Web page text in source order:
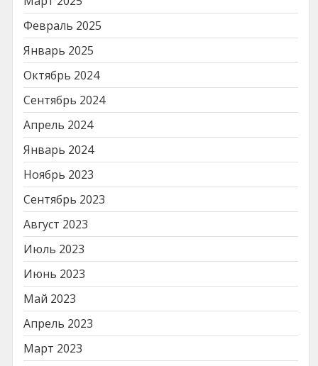
Февраль 2025
Январь 2025
Октябрь 2024
Сентябрь 2024
Апрель 2024
Январь 2024
Ноябрь 2023
Сентябрь 2023
Август 2023
Июль 2023
Июнь 2023
Май 2023
Апрель 2023
Март 2023